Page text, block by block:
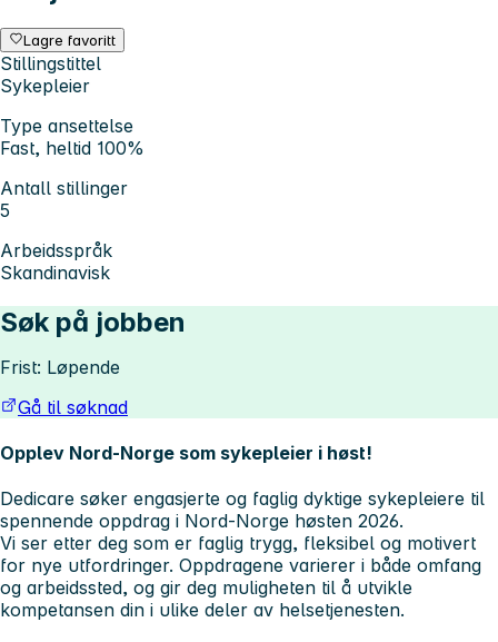
Lagre favoritt
Stillingstittel
Sykepleier
Type ansettelse
Fast, heltid 100%
Antall stillinger
5
Arbeidsspråk
Skandinavisk
Søk på jobben
Frist: Løpende
Gå til søknad
Opplev Nord-Norge som sykepleier i høst!
Dedicare søker engasjerte og faglig dyktige sykepleiere til
spennende oppdrag i Nord-Norge høsten 2026.
Vi ser etter deg som er faglig trygg, fleksibel og motivert
for nye utfordringer. Oppdragene varierer i både omfang
og arbeidssted, og gir deg muligheten til å utvikle
kompetansen din i ulike deler av helsetjenesten.